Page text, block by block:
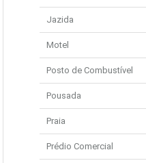
Jazida
Motel
Posto de Combustível
Pousada
Praia
Prédio Comercial